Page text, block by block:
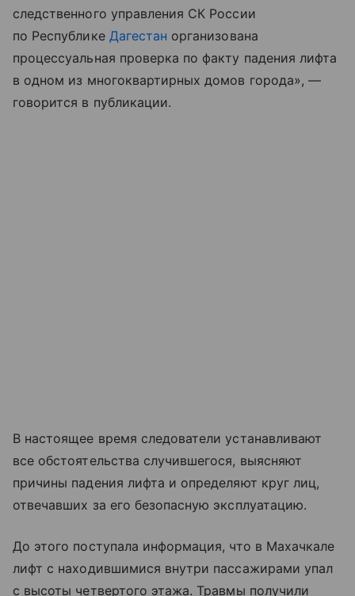
следственного управления СК России
по Республике Дагестан организована
процессуальная проверка по факту падения лифта
в одном из многоквартирных домов города», —
говорится в публикации.
В настоящее время следователи устанавливают
все обстоятельства случившегося, выясняют
причины падения лифта и определяют круг лиц,
отвечавших за его безопасную эксплуатацию.
До этого поступала информация, что в Махачкале
лифт с находившимися внутри пассажирами упал
с высоты четвертого этажа. Травмы получили